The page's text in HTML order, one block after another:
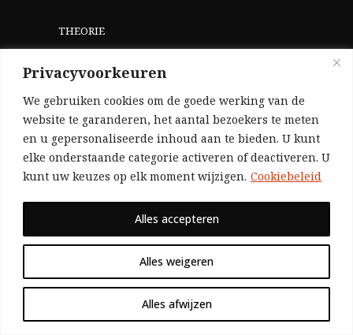
Privacyvoorkeuren
We gebruiken cookies om de goede werking van de
website te garanderen, het aantal bezoekers te meten
en u gepersonaliseerde inhoud aan te bieden. U kunt
elke onderstaande categorie activeren of deactiveren. U
kunt uw keuzes op elk moment wijzigen. Cookiebeleid
Alles weigeren
Alles afwijzen
Alles accepteren
THEORIE
WIE ZIJN WIJ?
HELP ONS
Aangezien we volledig zelf gefinancierd zijn
(zonder subsidies, zonder commerciële
voor de publicatie van ons tijdschrift uitsluitend